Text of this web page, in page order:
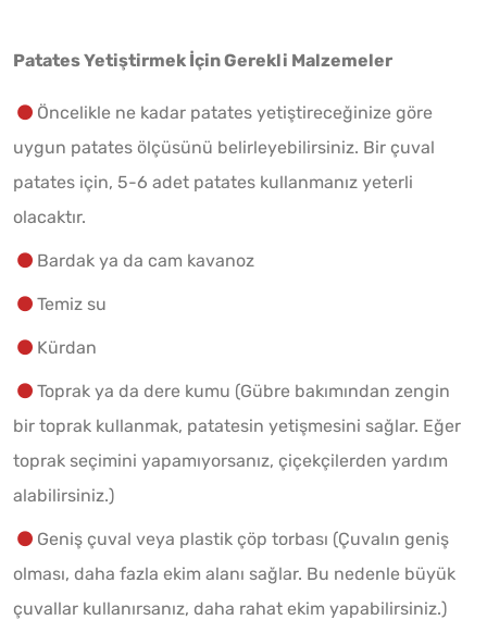
Patates Yetiştirmek İçin Gerekli Malzemeler
Öncelikle ne kadar patates yetiştireceğinize göre
uygun patates ölçüsünü belirleyebilirsiniz. Bir çuval
patates için, 5-6 adet patates kullanmanız yeterli
olacaktır.
Bardak ya da cam kavanoz
Temiz su
Kürdan
Toprak ya da dere kumu (Gübre bakımından zengin
bir toprak kullanmak, patatesin yetişmesini sağlar. Eğer
toprak seçimini yapamıyorsanız, çiçekçilerden yardım
alabilirsiniz.)
Geniş çuval veya plastik çöp torbası (Çuvalın geniş
olması, daha fazla ekim alanı sağlar. Bu nedenle büyük
çuvallar kullanırsanız, daha rahat ekim yapabilirsiniz.)